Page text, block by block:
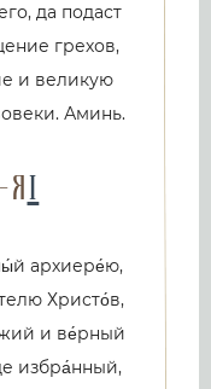
да подаст
грехов,
и великую
Аминь.
1
архиере́ю,
Христо́в,
и ве́рный
избра́нный,